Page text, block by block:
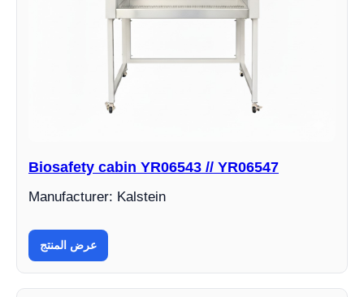
Biosafety cabin YR06543 // YR06547
Manufacturer: Kalstein
عرض المنتج